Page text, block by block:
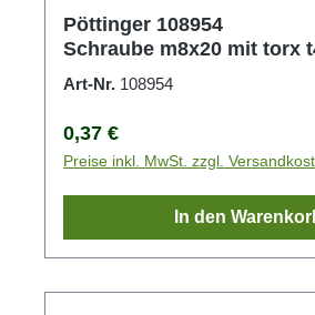
Pöttinger 108954
Schraube m8x20 mit torx
Art-Nr. 108954
Regulärer Preis:
0,37 €
Preise inkl. MwSt. zzgl.
In den